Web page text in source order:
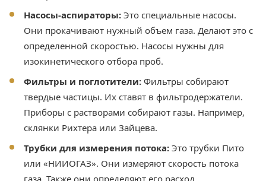
Насосы-аспираторы: Это специальные насосы.
Они прокачивают нужный объем газа. Делают это с
определенной скоростью. Насосы нужны для
изокинетического отбора проб.
Фильтры и поглотители: Фильтры собирают
твердые частицы. Их ставят в фильтродержатели.
Приборы с растворами собирают газы. Например,
склянки Рихтера или Зайцева.
Трубки для измерения потока: Это трубки Пито
или «НИИОГАЗ». Они измеряют скорость потока
газа. Также они определяют его расход.